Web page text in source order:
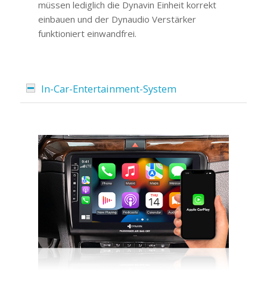
müssen lediglich die Dynavin Einheit korrekt
einbauen und der Dynaudio Verstärker
funktioniert einwandfrei.
In-Car-Entertainment-System